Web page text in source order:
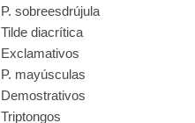
P. sobreesdrújula
Tilde diacrítica
Exclamativos
P. mayúsculas
Demostrativos
Triptongos